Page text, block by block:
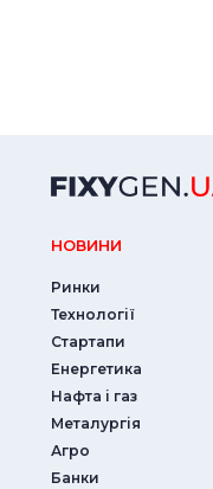
НОВИНИ
Ринки
Технології
Стартапи
Енергетика
Нафта і газ
Металургія
Агро
Банки